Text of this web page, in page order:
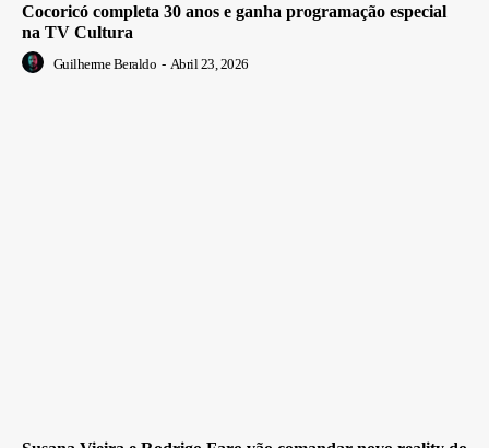
Cocoricó completa 30 anos e ganha programação especial
na TV Cultura
Guilherme Beraldo - Abril 23, 2026